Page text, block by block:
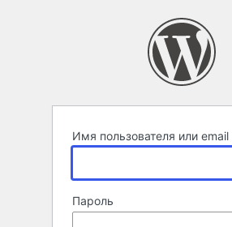
Имя пользователя или email
Пароль